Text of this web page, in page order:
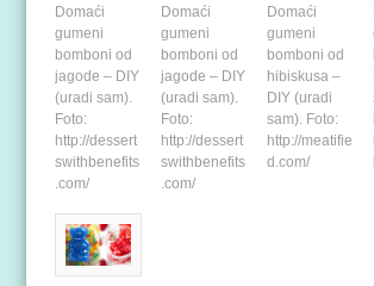
Domaći
gumeni
bomboni od
jagode – DIY
(uradi sam).
Foto:
http://dessert
swithbenefits
.com/
Domaći
gumeni
bomboni od
jagode – DIY
(uradi sam).
Foto:
http://dessert
swithbenefits
.com/
Domaći
gumeni
bomboni od
hibiskusa –
DIY (uradi
sam). Foto:
http://meatifie
d.com/